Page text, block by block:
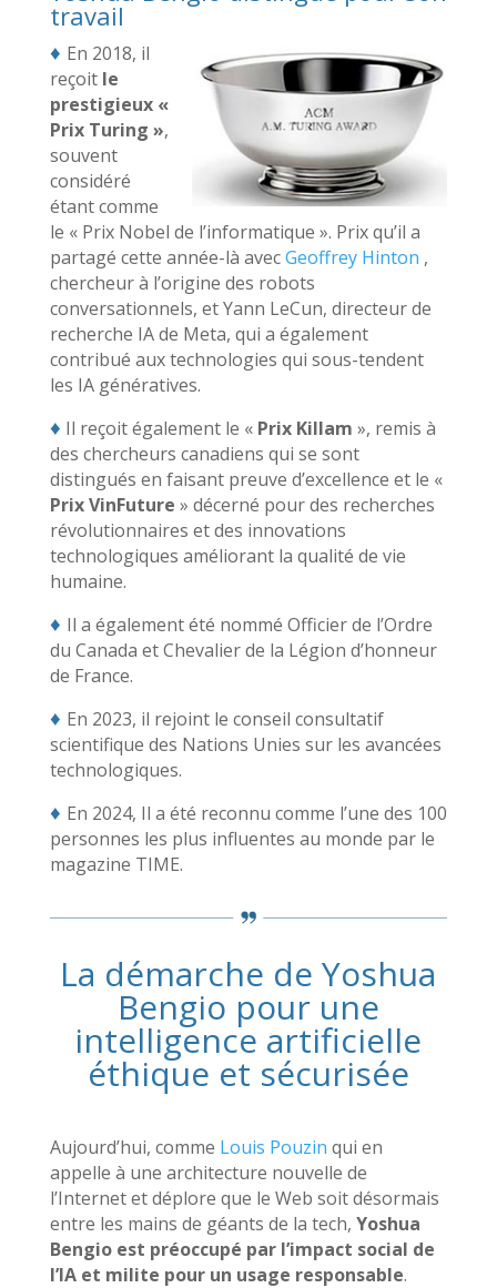
travail
♦ En 2018, il
reçoit le
prestigieux «
Prix Turing »,
souvent
considéré
étant comme
le « Prix Nobel de l’informatique ». Prix qu’il a
partagé cette année-là avecGeoffrey Hinton ,
chercheur à l’origine des robots
conversationnels, et Yann LeCun, directeur de
recherche IA de Meta, qui a également
contribué aux technologies qui sous-tendent
les IA génératives.
♦ Il reçoit également le « Prix Killam », remis à
des chercheurs canadiens qui se sont
distingués en faisant preuve d’excellence et le «
Prix VinFuture » décerné pour des recherches
révolutionnaires et des innovations
technologiques améliorant la qualité de vie
humaine.
♦ Il a également été nommé Officier de l’Ordre
du Canada et Chevalier de la Légion d’honneur
de France.
♦ En 2023, il rejoint le conseil consultatif
scientifique des Nations Unies sur les avancées
technologiques.
♦ En 2024, Il a été reconnu comme l’une des 100
personnes les plus influentes au monde par le
magazine TIME.
La démarche de Yoshua
Bengio pour une
intelligence artificielle
éthique et sécurisée
Aujourd’hui, comme Louis Pouzin qui en
appelle à une architecture nouvelle de
l’Internet et déplore que le Web soit désormais
entre les mains de géants de la tech, Yoshua
Bengio est préoccupé par l’impact social de
l’IA et milite pour un usage responsable.